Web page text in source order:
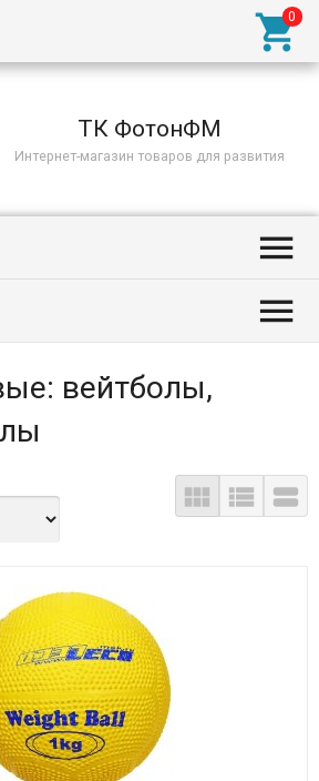

ТК ФотонФМ
Интернет-магазин товаров для развития


вейтболы,
  